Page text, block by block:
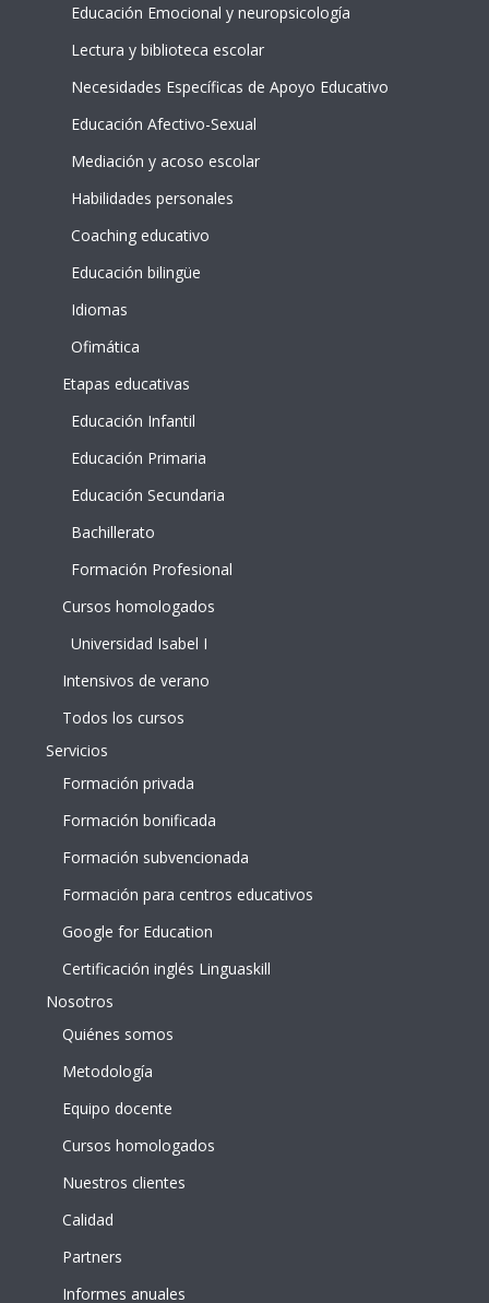
Educación Emocional y neuropsicología
Lectura y biblioteca escolar
Necesidades Específicas de Apoyo Educativo
Educación Afectivo-Sexual
Mediación y acoso escolar
Habilidades personales
Coaching educativo
Educación bilingüe
Idiomas
Ofimática
Etapas educativas
Educación Infantil
Educación Primaria
Educación Secundaria
Bachillerato
Formación Profesional
Cursos homologados
Universidad Isabel I
Intensivos de verano
Todos los cursos
Servicios
Formación privada
Formación bonificada
Formación subvencionada
Formación para centros educativos
Google for Education
Certificación inglés Linguaskill
Nosotros
Quiénes somos
Metodología
Equipo docente
Cursos homologados
Nuestros clientes
Calidad
Partners
Informes anuales